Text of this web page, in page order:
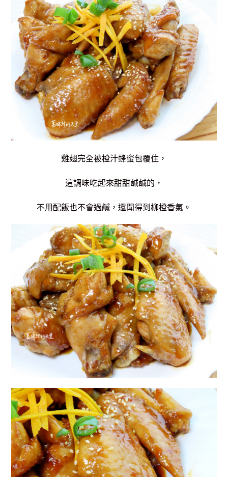
雞翅完全被橙汁蜂蜜包覆住，
這調味吃起來甜甜鹹鹹的，
不用配飯也不會過鹹，還聞得到柳橙香氣。